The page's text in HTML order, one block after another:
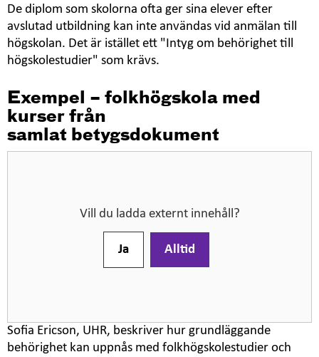
uppfyllt
grund-
läggande
behörighet
2015
= Vad som
krävs idag
De diplom som skolorna ofta ger sina elever efter
avslutad utbildning kan inte användas vid anmälan till
högskolan. Det är istället ett "Intyg om behörighet till
högskolestudier" som krävs.
Exempel – folkhögskola med
kurser från
samlat betygsdokument
Vill du ladda externt innehåll?
Ja Alltid
Sofia Ericson, UHR, beskriver hur grundläggande
behörighet kan uppnås med folkhögskolestudier och